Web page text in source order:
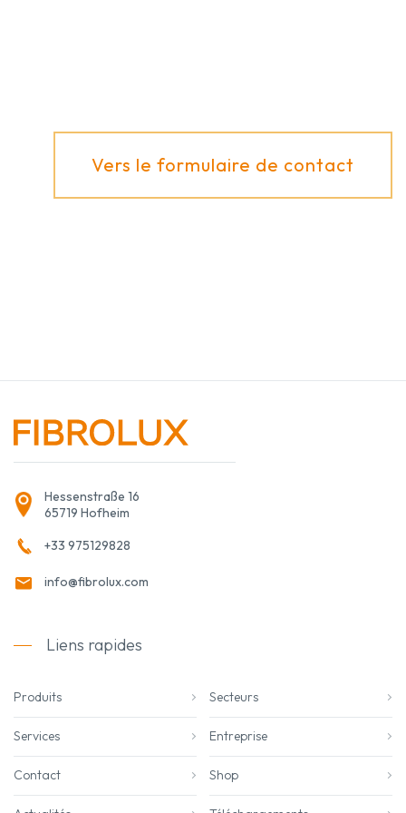
Vers le formulaire de contact
Hessenstraße 16
65719 Hofheim
+33 975129828
info@fibrolux.com
Liens rapides
Produits Secteurs
Services Entreprise
Contact Shop